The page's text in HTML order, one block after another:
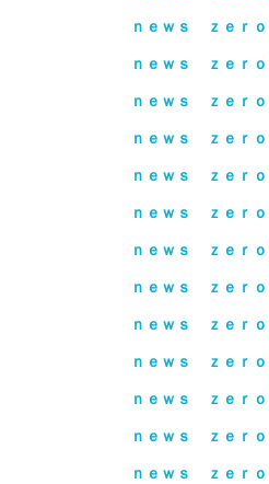
ｎｅｗｓ ｚｅｒ
ｎｅｗｓ ｚｅｒ
ｎｅｗｓ ｚｅｒ
ｎｅｗｓ ｚｅｒｏ
ｎｅｗｓ ｚｅｒ
ｎｅｗｓ ｚｅｒ
ｎｅｗｓ ｚｅｒ
ｎｅｗｓ ｚｅｒ
ｎｅｗｓ ｚｅｒ
ｎｅｗｓ ｚｅｒ
ｎｅｗｓ ｚｅｒ
ｎｅｗｓ ｚｅｒ
ｎｅｗｓ ｚｅｒ